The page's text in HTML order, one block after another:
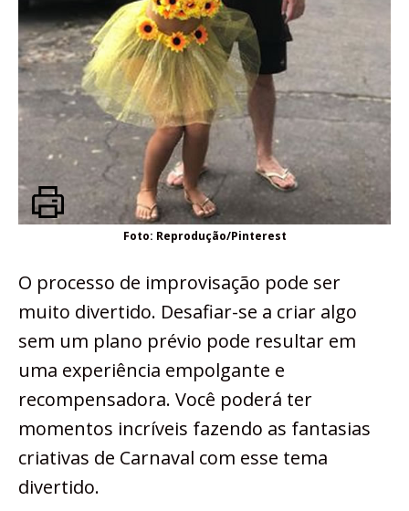
Foto: Reprodução/Pinterest
O processo de improvisação pode ser
muito divertido. Desafiar-se a criar algo
sem um plano prévio pode resultar em
uma experiência empolgante e
recompensadora. Você poderá ter
momentos incríveis fazendo as fantasias
criativas de Carnaval com esse tema
divertido.